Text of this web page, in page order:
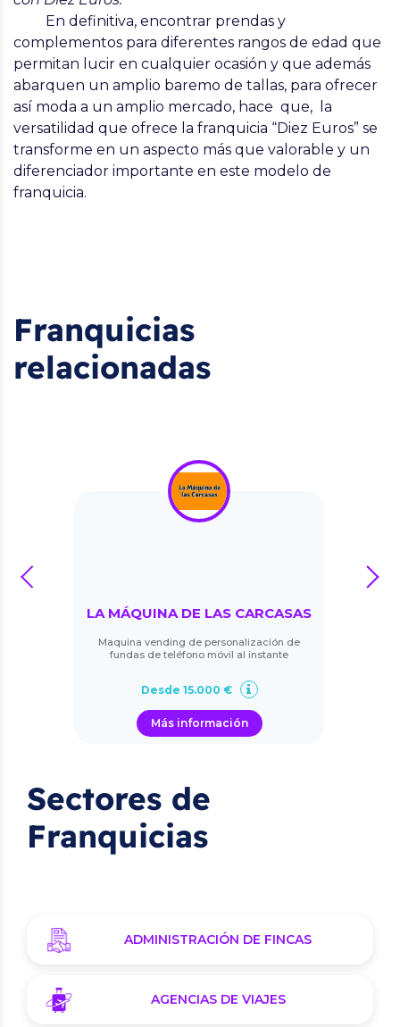
En definitiva, encontrar prendas y
complementos para diferentes rangos de edad que
permitan lucir en cualquier ocasión y que además
abarquen un amplio baremo de tallas, para ofrecer
así moda a un amplio mercado, hace que, la
versatilidad que ofrece la franquicia “Diez Euros” se
transforme en un aspecto más que valorable y un
diferenciador importante en este modelo de
franquicia.
Franquicias
relacionadas
LA MÁQUINA DE LAS CARCASAS
Maquina vending de personalización de
fundas de teléfono móvil al instante
Desde 15.000 €
Más información
prev next
Sectores de
Franquicias
ADMINISTRACIÓN DE FINCAS
AGENCIAS DE VIAJES